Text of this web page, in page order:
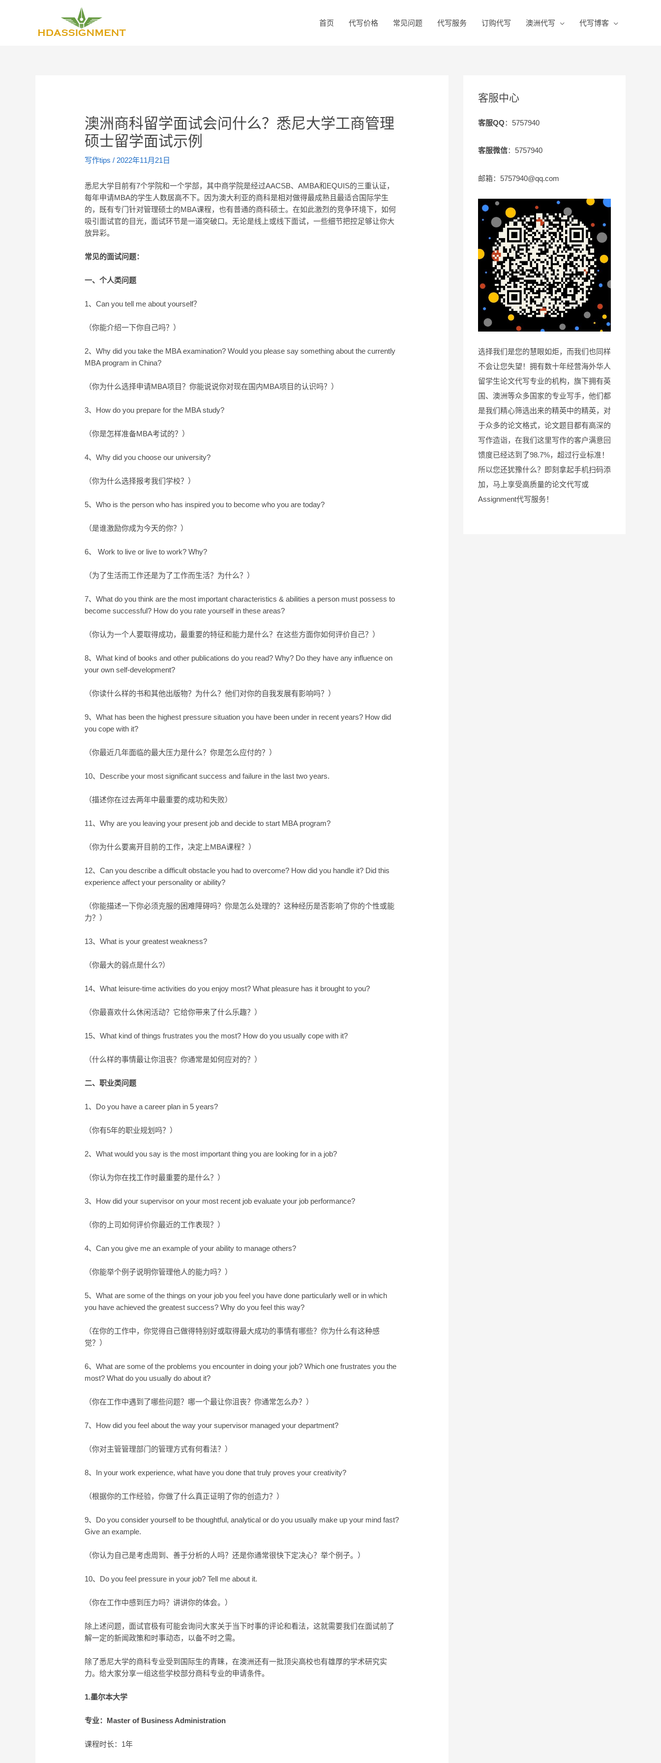
首页 代写价格 常见问题 代写服务 订购代写 澳洲代写 代写博客
澳洲商科留学面试会问什么？悉尼大学工商管理
硕士留学面试示例
写作tips / 2022年11月21日
悉尼大学目前有7个学院和一个学部，其中商学院是经过AACSB、AMBA和EQUIS的三重认证，
每年申请MBA的学生人数居高不下。因为澳大利亚的商科是相对做得最成熟且最适合国际学生
的，既有专门针对管理硕士的MBA课程，也有普通的商科硕士。在如此激烈的竞争环境下，如何
吸引面试官的目光，面试环节是一道突破口。无论是线上或线下面试，一些细节把控足够让你大
放异彩。
常见的面试问题：
一、个人类问题
1、Can you tell me about yourself？
（你能介绍一下你自己吗？）
2、Why did you take the MBA examination? Would you please say something about the currently
MBA program in China?
（你为什么选择申请MBA项目？你能说说你对现在国内MBA项目的认识吗？）
3、How do you prepare for the MBA study?
（你是怎样准备MBA考试的？）
4、Why did you choose our university?
（你为什么选择报考我们学校？）
5、Who is the person who has inspired you to become who you are today?
（是谁激励你成为今天的你？）
6、 Work to live or live to work? Why?
（为了生活而工作还是为了工作而生活？为什么？）
7、What do you think are the most important characteristics & abilities a person must possess to
become successful? How do you rate yourself in these areas?
（你认为一个人要取得成功，最重要的特征和能力是什么？在这些方面你如何评价自己？）
8、What kind of books and other publications do you read? Why? Do they have any influence on
your own self-development?
（你读什么样的书和其他出版物？为什么？他们对你的自我发展有影响吗？）
9、What has been the highest pressure situation you have been under in recent years? How did
you cope with it?
（你最近几年面临的最大压力是什么？你是怎么应付的？）
10、Describe your most significant success and failure in the last two years.
（描述你在过去两年中最重要的成功和失败）
11、Why are you leaving your present job and decide to start MBA program?
（你为什么要离开目前的工作，决定上MBA课程？）
12、Can you describe a difficult obstacle you had to overcome? How did you handle it? Did this
experience affect your personality or ability?
（你能描述一下你必须克服的困难障碍吗？你是怎么处理的？这种经历是否影响了你的个性或能
力？）
13、What is your greatest weakness?
（你最大的弱点是什么?）
14、What leisure-time activities do you enjoy most? What pleasure has it brought to you?
（你最喜欢什么休闲活动？它给你带来了什么乐趣？）
15、What kind of things frustrates you the most? How do you usually cope with it?
（什么样的事情最让你沮丧？你通常是如何应对的？）
二、职业类问题
1、Do you have a career plan in 5 years?
（你有5年的职业规划吗？）
2、What would you say is the most important thing you are looking for in a job?
（你认为你在找工作时最重要的是什么？）
3、How did your supervisor on your most recent job evaluate your job performance?
（你的上司如何评价你最近的工作表现？）
4、Can you give me an example of your ability to manage others?
（你能举个例子说明你管理他人的能力吗？）
5、What are some of the things on your job you feel you have done particularly well or in which
you have achieved the greatest success? Why do you feel this way?
（在你的工作中，你觉得自己做得特别好或取得最大成功的事情有哪些？你为什么有这种感
觉？）
6、What are some of the problems you encounter in doing your job? Which one frustrates you the
most? What do you usually do about it?
（你在工作中遇到了哪些问题？哪一个最让你沮丧？你通常怎么办？）
7、How did you feel about the way your supervisor managed your department?
（你对主管管理部门的管理方式有何看法？）
8、In your work experience, what have you done that truly proves your creativity?
（根据你的工作经验，你做了什么真正证明了你的创造力？）
9、Do you consider yourself to be thoughtful, analytical or do you usually make up your mind fast?
Give an example.
（你认为自己是考虑周到、善于分析的人吗？还是你通常很快下定决心？举个例子。）
10、Do you feel pressure in your job? Tell me about it.
（你在工作中感到压力吗？讲讲你的体会。）
除上述问题，面试官极有可能会询问大家关于当下时事的评论和看法，这就需要我们在面试前了
解一定的新闻政策和时事动态，以备不时之需。
除了悉尼大学的商科专业受到国际生的青睐，在澳洲还有一批顶尖高校也有雄厚的学术研究实
力。给大家分享一组这些学校部分商科专业的申请条件。
1.墨尔本大学
专业：Master of Business Administration
课程时长：1年
客服中心
客服QQ：5757940
客服微信：5757940
邮箱：5757940@qq.com
选择我们是您的慧眼如炬，而我们也同样
不会让您失望！拥有数十年经营海外华人
留学生论文代写专业的机构，旗下拥有英
国、澳洲等众多国家的专业写手，他们都
是我们精心筛选出来的精英中的精英，对
于众多的论文格式，论文题目都有高深的
写作造诣，在我们这里写作的客户满意回
馈度已经达到了98.7%，超过行业标准！
所以您还犹豫什么？即刻拿起手机扫码添
加，马上享受高质量的论文代写或
Assignment代写服务！